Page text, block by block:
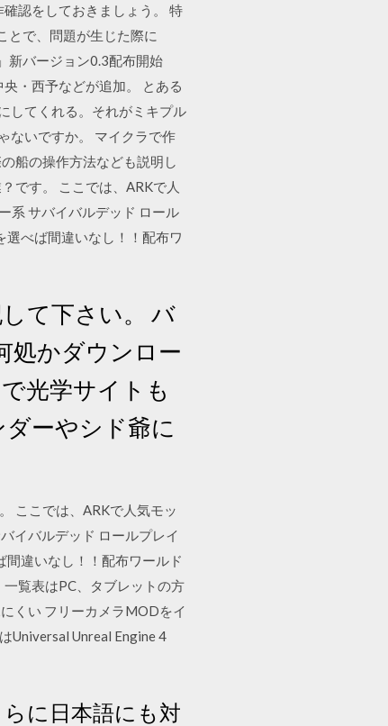
認をしておきましょう。 特
とで、問題が生じた際に
新バージョン0.3配布開始
・西予などが追加。 とある
してくれる。それがミキプル
ないですか。 マイクラで作
船の操作方法なども説明し
です。 ここでは、ARKで人
系 サバイバルデッド ロール
べば間違いなし！！配布ワ
て下さい。 バ
処かダウンロー
光学サイトも
ーやシド爺に
ここでは、ARKで人気モッ
イバルデッド ロールプレイ
間違いなし！！配布ワールド
覧表はPC、タブレットの方
くい フリーカメラMODをイ
Universal Unreal Engine 4
に日本語にも対